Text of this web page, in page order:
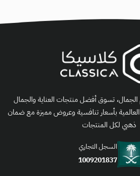
الجمال، تسوق أفضل منتجات العناية والجمال
العالمية بأسعار تنافسية وعروض مميزة مع ضمان
ذهبي لكل المنتجات
السجل التجاري
1009201837